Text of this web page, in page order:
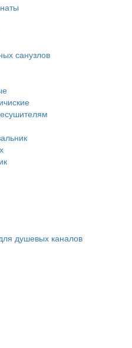
санузлов
душевых каналов